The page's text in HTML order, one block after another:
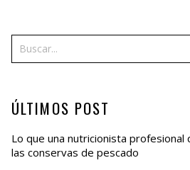
ÚLTIMOS POST
Lo que una nutricionista
las conservas de pescado